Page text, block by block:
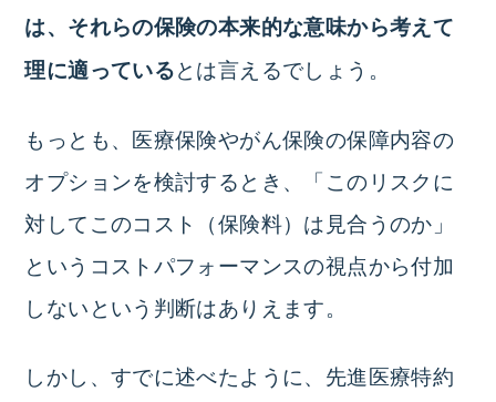
は、それらの保険の本来的な意味から考えて
理に適っているとは言えるでしょう。
もっとも、医療保険やがん保険の保障内容の
オプションを検討するとき、「このリスクに
対してこのコスト（保険料）は見合うのか」
というコストパフォーマンスの視点から付加
しないという判断はありえます。
しかし、すでに述べたように、先進医療特約